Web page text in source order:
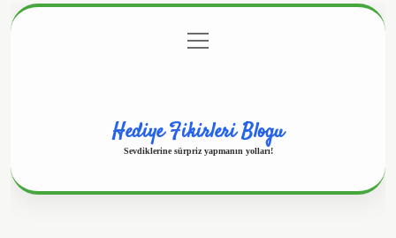
Gizlilik Politikası
menüyü
aç
Hediye Fikirleri Blogu
Sevdiklerine sürpriz yapmanın yolları!